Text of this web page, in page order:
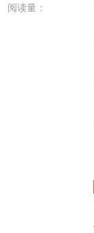
阅读量：